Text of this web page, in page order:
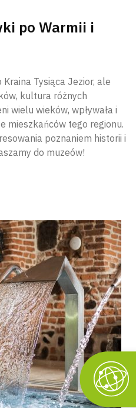
po Warmii i
Tysiąca Jezior, ale
kultura różnych
wielu wieków, wpływała i
mieszkańców tego regionu.
poznaniem historii i
do muzeów!